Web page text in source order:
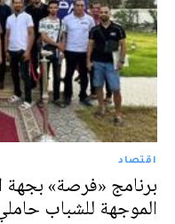
اقتصاد
برنامج «فرصة» بجهة
الموجهة للشباب